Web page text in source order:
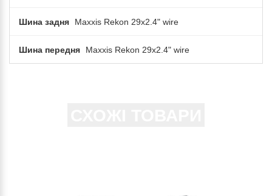
Шина задня Maxxis Rekon 29x2.4" wire
Шина передня Maxxis Rekon 29x2.4" wire